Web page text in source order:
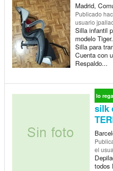
Madrid,
Publicado
usuario
Silla infantil
modelo
Silla para
Cuenta con
Respaldo...
lo
silk
el
todos